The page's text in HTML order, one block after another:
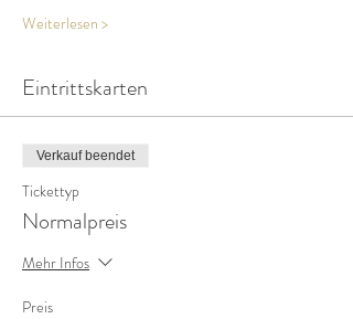
Weiterlesen >
Eintrittskarten
Verkauf beendet
Tickettyp
Normalpreis
Mehr Infos
Preis